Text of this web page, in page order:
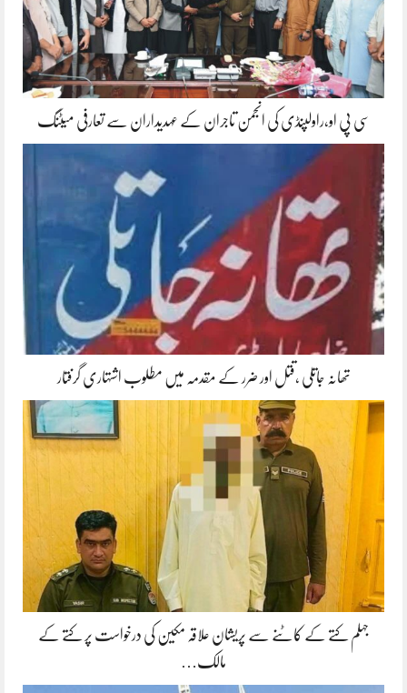
سی پی او،راولپنڈی کی انجمن تاجران کے عہدیداران سے تعارفی میٹنگ
تھانہ جاتلی ،قتل اور ضرر کے مقدمہ میں مطلوب اشتہاری گرفتار
جہلم کتے کے کاٹنے سے پریشان علاقہ مکین کی درخواست پر کتے کے
مالک…